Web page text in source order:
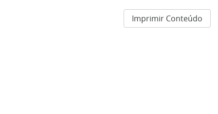
Imprimir Conteúdo